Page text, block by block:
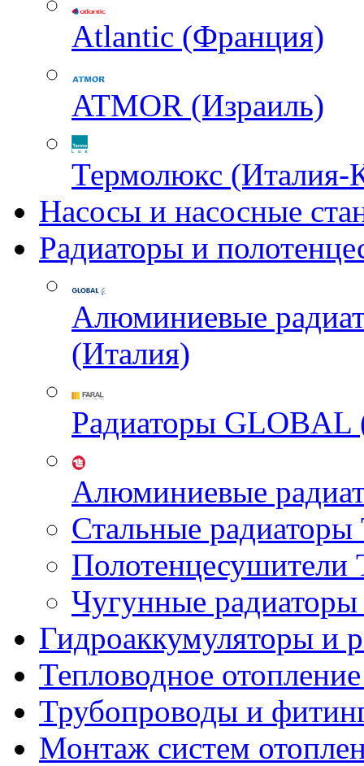
Atlantic (Франция)
ATMOR (Израиль)
Термолюкс (Италия-
Насосы и насосные
Радиаторы и
Алюминиевые
(Италия)
Радиаторы GLOBAL
Алюминиевые
Стальные
Чугунные
Гидроаккумуляторы и
Тепловодное
Трубопроводы и
Монтаж систем